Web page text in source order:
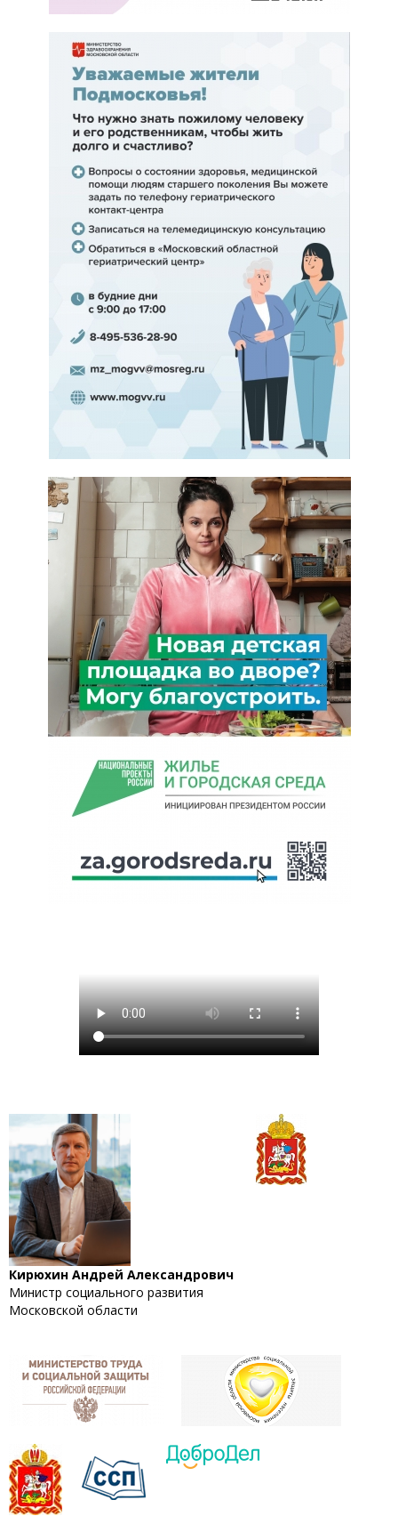
Кирюхин Андрей Александрович
Министр социального развития
Московской области